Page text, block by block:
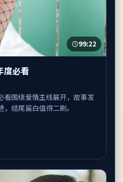
99:22
度必看
看围绕爱情主线展开，故事发
结尾留白值得二刷。